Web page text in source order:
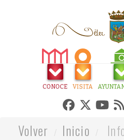
CONOCE VISITA
Volver Inicio